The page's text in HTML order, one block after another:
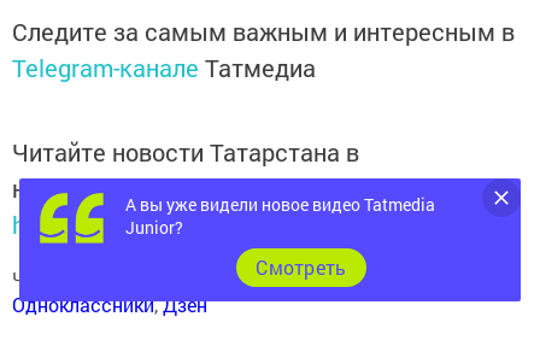
Следите за самым важным и интересным в
Telegram-канале Татмедиа
Читайте новости Татарстана в
национальном мессенджере MАХ:
https://max.ru/tatmedia
Читай «Волжскую новь» вТелеграм,Вконтакте
Одноклассники,Дзен
А вы уже видели новое видео Tatmedia
Junior?
Cмотреть